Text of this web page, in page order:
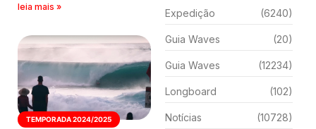
realizado em Pipeline, North
leia mais »
TEMPORADA 2024/2025
Expedição (6240)
Guia Waves (20)
Guia Waves (12234)
Longboard (102)
Notícias (10728)